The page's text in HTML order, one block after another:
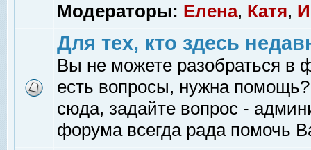
Модераторы: Елена, Катя,
Для тех, кто здесь
Вы не можете разобраться в
есть вопросы, нужна помощь?
сюда, задайте вопрос -
форума всегда рада помочь